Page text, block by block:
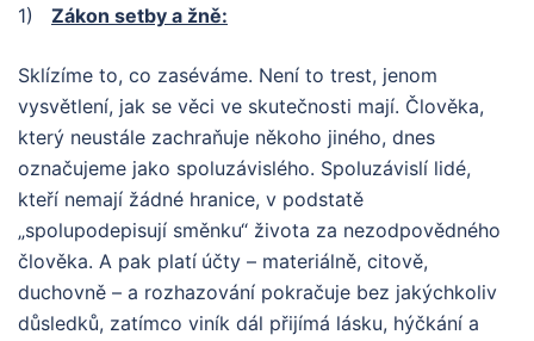
1) Zákon setby a žně:
Sklízíme to, co zaséváme. Není to trest, jenom
vysvětlení, jak se věci ve skutečnosti mají. Člověka,
který neustále zachraňuje někoho jiného, dnes
označujeme jako spoluzávislého. Spoluzávislí lidé,
kteří nemají žádné hranice, v podstatě
„spolupodepisují směnku“ života za nezodpovědného
člověka. A pak platí účty – materiálně, citově,
duchovně – a rozhazování pokračuje bez jakýchkoliv
důsledků, zatímco viník dál přijímá lásku, hýčkání a